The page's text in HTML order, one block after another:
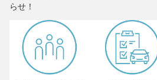
らせ！